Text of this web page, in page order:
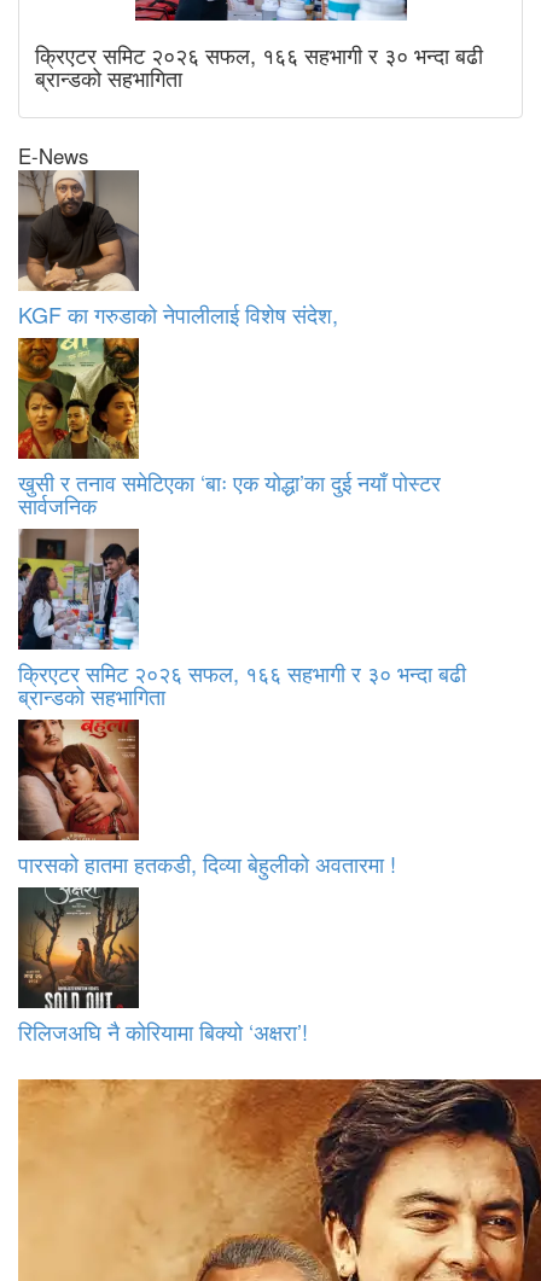
क्रिएटर समिट २०२६ सफल, १६६ सहभागी र ३० भन्दा बढी
ब्रान्डको सहभागिता
E-News
KGF का गरुडाको नेपालीलाई विशेष संदेश,
खुसी र तनाव समेटिएका ‘बाः एक योद्धा’का दुई नयाँ पोस्टर
सार्वजनिक
क्रिएटर समिट २०२६ सफल, १६६ सहभागी र ३० भन्दा बढी
ब्रान्डको सहभागिता
पारसको हातमा हतकडी, दिव्या बेहुलीको अवतारमा !
रिलिजअघि नै कोरियामा बिक्यो ‘अक्षरा’!